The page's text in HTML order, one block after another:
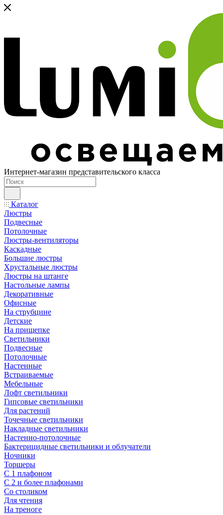
Интернет-магазин представительского класса
Каталог
Люстры
Подвесные
Потолочные
Люстры-вентиляторы
Каскадные
Большие люстры
Хрустальные люстры
Люстры на штанге
Настольные лампы
Декоративные
Офисные
На струбцине
Детские
На прищепке
Светильники
Подвесные
Потолочные
Настенные
Встраиваемые
Мебельные
Лофт светильники
Гипсовые светильники
Для растений
Точечные светильники
Накладные светильники
Настенно-потолочные
Бактерицидные светильники и облучатели
Ночники
Торшеры
С 1 плафоном
С 2 и более плафонами
Со столиком
Для чтения
На треноге